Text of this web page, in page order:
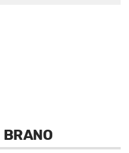
BRANO